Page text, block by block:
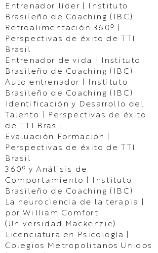
Entrenador líder | Instituto
Brasileño de Coaching (IBC)
Retroalimentación 360º |
Perspectivas de éxito de TTI
Brasil
Entrenador de vida | Instituto
Brasileño de Coaching (IBC)
Auto entrenador | Instituto
Brasileño de Coaching (IBC)
Identificación y Desarrollo del
Talento | Perspectivas de éxito
de TTI Brasil
Evaluación Formación |
Perspectivas de éxito de TTI
Brasil
360º y Análisis de
Comportamiento | Instituto
Brasileño de Coaching (IBC)
La neurociencia de la terapia |
por William Comfort
(Universidad Mackenzie)
Licenciatura en Psicología |
Colegios Metropolitanos Unidos